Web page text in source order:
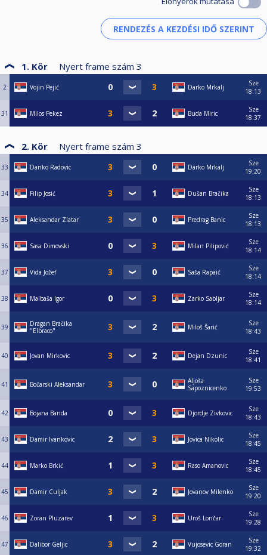
1. Kör Nyert frame szám 3
2 Vojin Pejić Darko Mrkalj
Sze
18:13
31 Milos Pekez Buda Miric
Sze
18:37
2. Kör Nyert frame szám 3
33 Danko Radovic Darko Mrkalj
Sze
19:20
34 Filip Josić Dušan Bračika
Sze
18:13
35 Aleksandar Zlatar Predrag Banic
Sze
18:13
36 Sasa Dimovski Milan Pilipović
Sze
18:14
37 Vida Jožef Saša Rapaić
Sze
18:14
38 Malbaša Igor Zarko Sabljar
Sze
18:14
39
Dragan Bračika
"Elbraco"
Miloš Šarić
Sze
18:43
40 Jovan Mirkovic Dejan Dzunic
Sze
18:41
41 Bočarski Aleksandar
Aljoša
Sapoznicenko
Sze
19:53
42 Bojana Banda Djordje Zivkovic
Sze
18:43
43 Damir Ivankovic Jovica Nikolic
Sze
18:45
44 Marko Brkić Raso Amanovic
Sze
18:45
45 Damir Culjak Jovanov Milenko
Sze
19:20
46 Zoran Pluzarev Uroš Lončar
Sze
19:28
47 Dalibor Geljic Vujosevic Goran
Sze
19:32